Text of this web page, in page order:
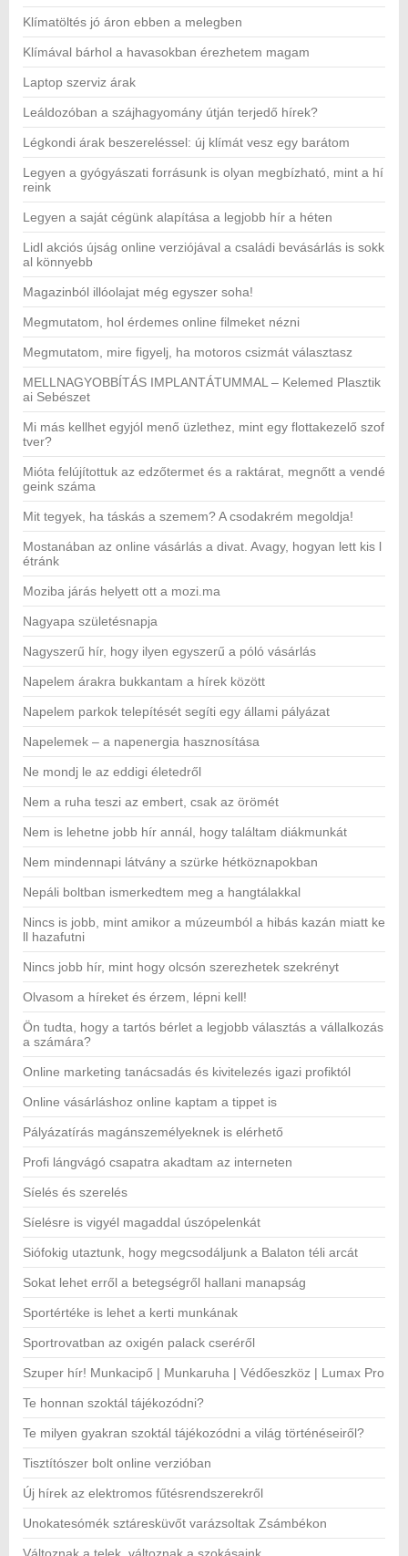
Klímatöltés jó áron ebben a melegben
Klímával bárhol a havasokban érezhetem magam
Laptop szerviz árak
Leáldozóban a szájhagyomány útján terjedő hírek?
Légkondi árak beszereléssel: új klímát vesz egy barátom
Legyen a gyógyászati forrásunk is olyan megbízható, mint a hí
reink
Legyen a saját cégünk alapítása a legjobb hír a héten
Lidl akciós újság online verziójával a családi bevásárlás is sokk
al könnyebb
Magazinból illóolajat még egyszer soha!
Megmutatom, hol érdemes online filmeket nézni
Megmutatom, mire figyelj, ha motoros csizmát választasz
MELLNAGYOBBÍTÁS IMPLANTÁTUMMAL – Kelemed Plasztik
ai Sebészet
Mi más kellhet egyjól menő üzlethez, mint egy flottakezelő szof
tver?
Mióta felújítottuk az edzőtermet és a raktárat, megnőtt a vendé
geink száma
Mit tegyek, ha táskás a szemem? A csodakrém megoldja!
Mostanában az online vásárlás a divat. Avagy, hogyan lett kis l
étránk
Moziba járás helyett ott a mozi.ma
Nagyapa születésnapja
Nagyszerű hír, hogy ilyen egyszerű a póló vásárlás
Napelem árakra bukkantam a hírek között
Napelem parkok telepítését segíti egy állami pályázat
Napelemek – a napenergia hasznosítása
Ne mondj le az eddigi életedről
Nem a ruha teszi az embert, csak az örömét
Nem is lehetne jobb hír annál, hogy találtam diákmunkát
Nem mindennapi látvány a szürke hétköznapokban
Nepáli boltban ismerkedtem meg a hangtálakkal
Nincs is jobb, mint amikor a múzeumból a hibás kazán miatt ke
ll hazafutni
Nincs jobb hír, mint hogy olcsón szerezhetek szekrényt
Olvasom a híreket és érzem, lépni kell!
Ön tudta, hogy a tartós bérlet a legjobb választás a vállalkozás
a számára?
Online marketing tanácsadás és kivitelezés igazi profiktól
Online vásárláshoz online kaptam a tippet is
Pályázatírás magánszemélyeknek is elérhető
Profi lángvágó csapatra akadtam az interneten
Síelés és szerelés
Síelésre is vigyél magaddal úszópelenkát
Siófokig utaztunk, hogy megcsodáljunk a Balaton téli arcát
Sokat lehet erről a betegségről hallani manapság
Sportértéke is lehet a kerti munkának
Sportrovatban az oxigén palack cseréről
Szuper hír! Munkacipő | Munkaruha | Védőeszköz | Lumax Pro
Te honnan szoktál tájékozódni?
Te milyen gyakran szoktál tájékozódni a világ történéseiről?
Tisztítószer bolt online verzióban
Új hírek az elektromos fűtésrendszerekről
Unokatesómék sztáresküvőt varázsoltak Zsámbékon